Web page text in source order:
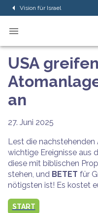
Vision für Israel
USA
an
27. Juni 2025
Lest die nachstehenden
wichtige Ereignisse aus
diese mit biblischen
stehen, und BETET für
nötigsten ist! Es kostet
START